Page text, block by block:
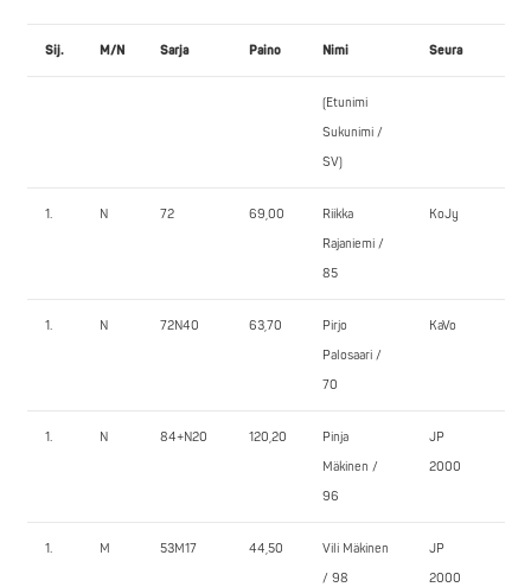
Sij. M/N Sarja Paino Nimi Seura
(Etunimi
Sukunimi /
SV)
1. N 72 69,00
Riikka
Rajaniemi /
85
KoJy
1. N 72N40 63,70
Pirjo
Palosaari /
70
KaVo
1. N 84+N20 120,20
Pinja
Mäkinen /
96
JP
2000
1. M 53M17 44,50
Vili Mäkinen
/ 98
JP
2000